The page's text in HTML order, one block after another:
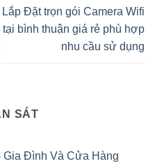
Lắp Đặt trọn gói Camera Wifi
tại bình thuận giá rẻ phù hợp
nhu cầu sử dụng
SÁT
Gia Đình Và Cửa Hàng